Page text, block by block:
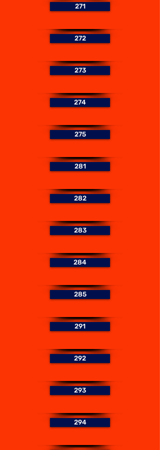
271
272
273
274
275
281
282
283
284
285
291
292
293
294